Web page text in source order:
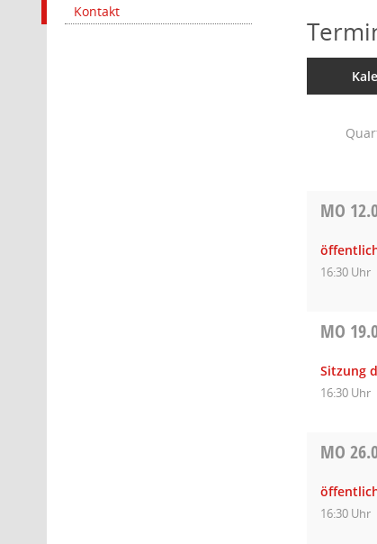
Kontakt
MO
16:30 Uhr
MO
Sitzung
16:30 Uhr
MO
16:30 Uhr